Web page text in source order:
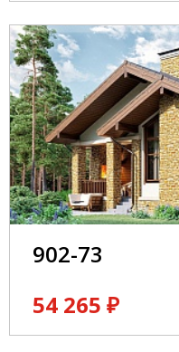
902-73
54 265 ₽